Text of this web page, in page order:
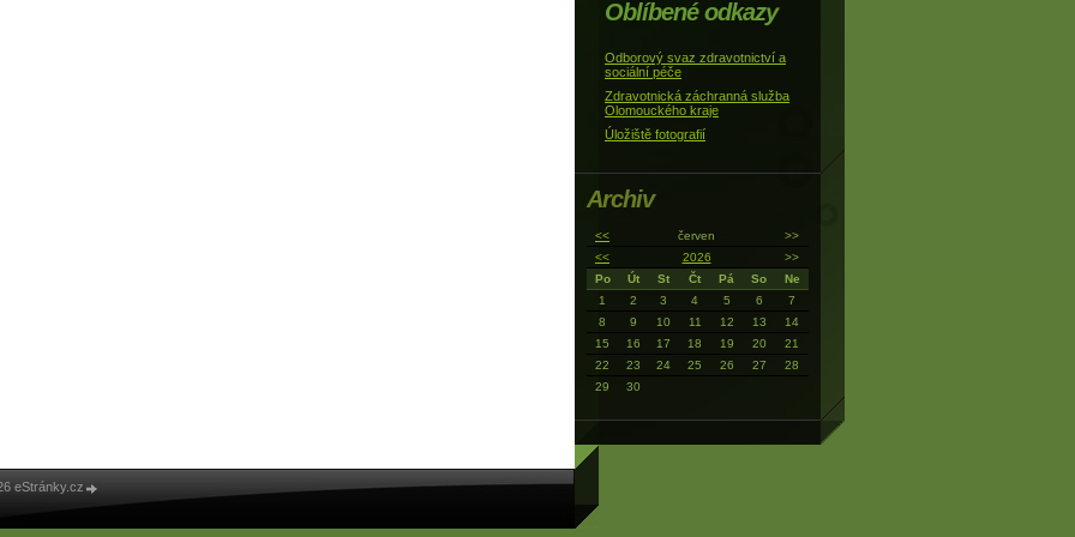
Oblíbené odkazy
Odborový svaz zdravotnictví a
sociální péče
Zdravotnická záchranná služba
Olomouckého kraje
Úložiště fotografií
Archiv
<< červen
>>
<<
2026
>>
Po
Út St Čt Pá So
Ne
1
2 3 4 5 6
7
8
9 10 11 12 13
14
15
16 17 18 19 20
21
22
23 24 25 26 27
28
29
30
eStránky.cz